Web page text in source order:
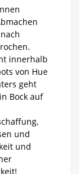
innerhalb
von Hue
geht
Bock auf
und
und